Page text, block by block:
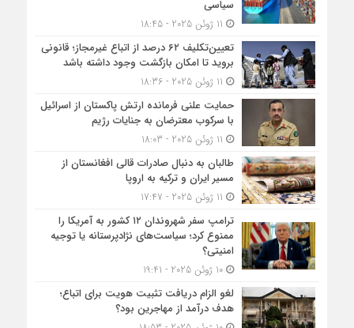
سیاسی
تعیین‌تکلیف ۶۲ درصد از اتباع غیرمجاز؛ قانونی
بروید تا امکان بازگشت وجود داشته باشد
حمایت علنی فرمانده ارتش پاکستان از اسرائیل
با سرکوب معترضان به جنایات رژیم
طالبان به دنبال صادرات قالی افغانستان از
مسیر ایران و ترکیه به اروپا
ترامپ سفر شهروندان ۱۲ کشور به آمریکا را
ممنوع کرد؛ سیاست‌های نژادپرستانه یا توجیه
امنیتی؟
10 ژوئن 2025 - 19:41
لغو الزام دریافت تثبیت هویت برای اتباع؛
هدف درآمد از مهاجرین بود؟